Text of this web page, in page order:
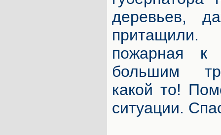
деревьев,
пожарная к
большим
какой то!
ситуации.